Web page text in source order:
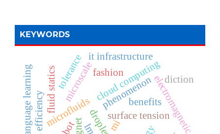
KEYWORDS
microfluids surface tension
fluid staticsmicroscale electromagnetic
phenomenon
cloud computing
it infrastructure
benefits
mi
tolerance fashion
diction